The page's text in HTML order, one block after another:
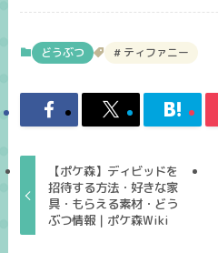
どうぶつ ティファニー
【ポケ森】ディビッドを
招待する方法・好きな家
具・もらえる素材・どう
ぶつ情報｜ポケ森Wiki